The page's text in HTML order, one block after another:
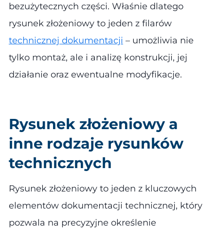
bezużytecznych części. Właśnie dlatego
rysunek złożeniowy to jeden z filarów
technicznej dokumentacji – umożliwia nie
tylko montaż, ale i analizę konstrukcji, jej
działanie oraz ewentualne modyfikacje.
Rysunek złożeniowy a
inne rodzaje rysunków
technicznych
Rysunek złożeniowy to jeden z kluczowych
elementów dokumentacji technicznej, który
pozwala na precyzyjne określenie